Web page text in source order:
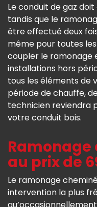
Le conduit de gaz
tandis que le
être effectué deux
même pour toutes
coupler le ramonage
installations hors
tous les éléments de
période de chauffe,
technicien reviendra
votre conduit bois.
Ramonage
au prix de
Le ramonage
intervention la plus